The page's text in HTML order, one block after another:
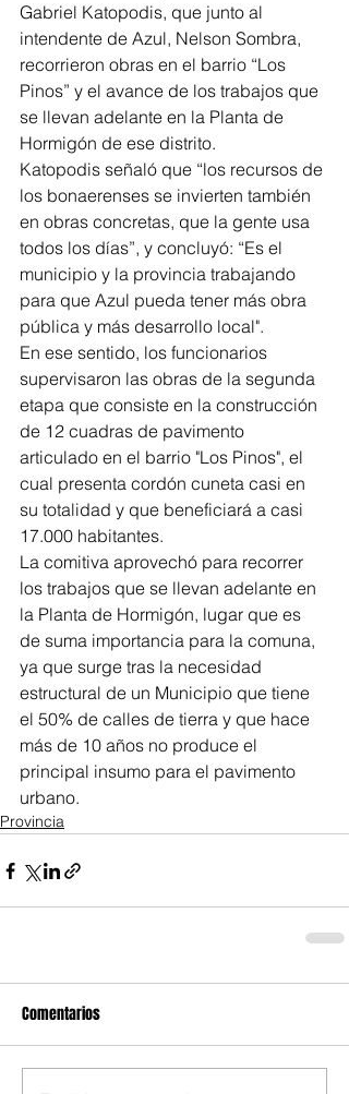
Gabriel Katopodis, que junto al
intendente de Azul, Nelson Sombra,
recorrieron obras en el barrio “Los
Pinos” y el avance de los trabajos que
se llevan adelante en la Planta de
Hormigón de ese distrito.
Katopodis señaló que “los recursos de
los bonaerenses se invierten también
en obras concretas, que la gente usa
todos los días”, y concluyó: “Es el
municipio y la provincia trabajando
para que Azul pueda tener más obra
pública y más desarrollo local".
En ese sentido, los funcionarios
supervisaron las obras de la segunda
etapa que consiste en la construcción
de 12 cuadras de pavimento
articulado en el barrio "Los Pinos", el
cual presenta cordón cuneta casi en
su totalidad y que beneficiará a casi
17.000 habitantes.
La comitiva aprovechó para recorrer
los trabajos que se llevan adelante en
la Planta de Hormigón, lugar que es
de suma importancia para la comuna,
ya que surge tras la necesidad
estructural de un Municipio que tiene
el 50% de calles de tierra y que hace
más de 10 años no produce el
principal insumo para el pavimento
urbano.
Provincia
Comentarios